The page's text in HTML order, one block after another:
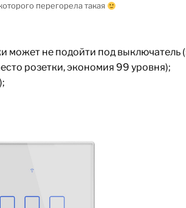
перегорела такая
может не подойти под
розетки, экономия 99 уровня);